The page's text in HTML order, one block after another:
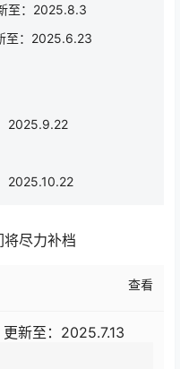
至：2025.8.3
至：2025.6.23
2025.9.22
2025.10.22
尽力补档
查看
新至：2025.7.13